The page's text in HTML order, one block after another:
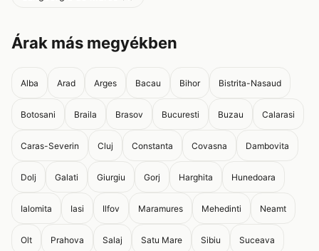
Árak más megyékben
Alba Arad Arges Bacau Bihor Bistrita-Nasaud
Botosani Braila Brasov Bucuresti Buzau Calarasi
Caras-Severin Cluj Constanta Covasna Dambovita
Dolj Galati Giurgiu Gorj Harghita Hunedoara
Ialomita Iasi Ilfov Maramures Mehedinti Neamt
Olt Prahova Salaj Satu Mare Sibiu Suceava